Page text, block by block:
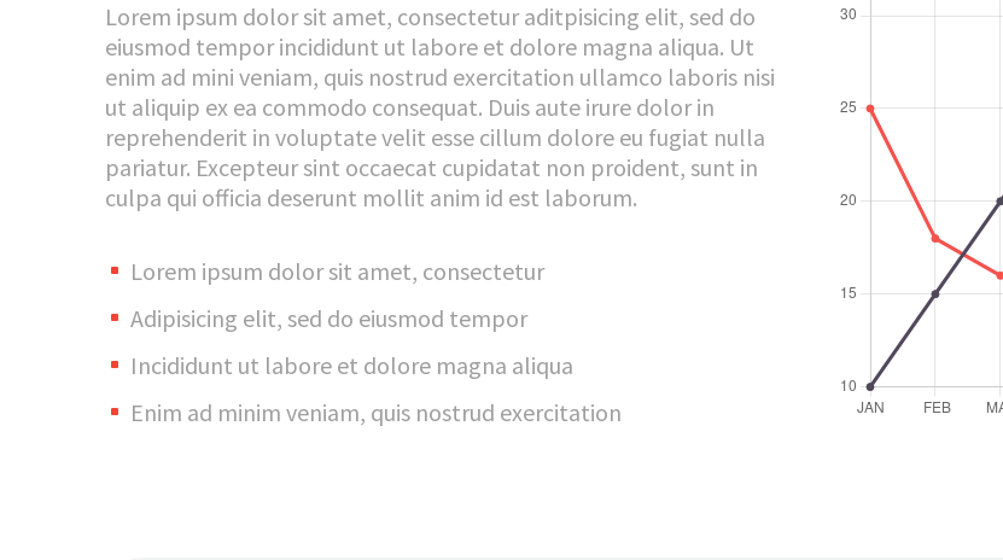
Lorem ipsum dolor sit amet, consectetur aditpisicing elit, sed do
eiusmod tempor incididunt ut labore et dolore magna aliqua. Ut
enim ad mini veniam, quis nostrud exercitation ullamco laboris nisi
ut aliquip ex ea commodo consequat. Duis aute irure dolor in
reprehenderit in voluptate velit esse cillum dolore eu fugiat nulla
pariatur. Excepteur sint occaecat cupidatat non proident, sunt in
culpa qui officia deserunt mollit anim id est laborum.
Lorem ipsum dolor sit amet, consectetur
Adipisicing elit, sed do eiusmod tempor
Incididunt ut labore et dolore magna aliqua
Enim ad minim veniam, quis nostrud exercitation